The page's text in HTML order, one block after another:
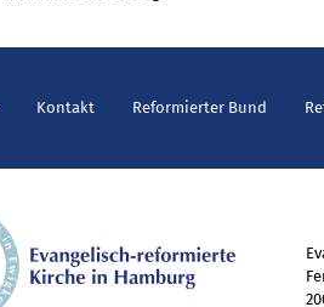
Kontakt Reformierter Bund